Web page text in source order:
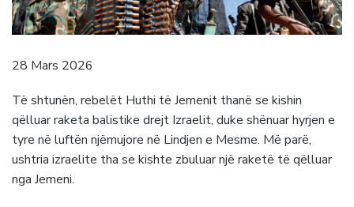
28 Mars 2026
Të shtunën, rebelët Huthi të Jemenit thanë se kishin
qëlluar raketa balistike drejt Izraelit, duke shënuar hyrjen e
tyre në luftën njëmujore në Lindjen e Mesme. Më parë,
ushtria izraelite tha se kishte zbuluar një raketë të qëlluar
nga Jemeni.